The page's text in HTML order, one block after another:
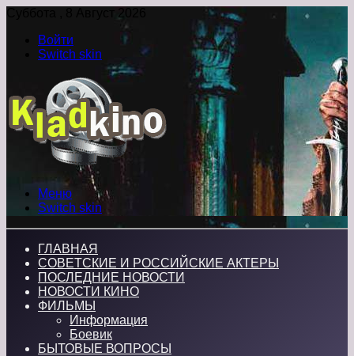
Суббота , 8 Август 2026
Войти
Switch skin
Меню
Switch skin
ГЛАВНАЯ
СОВЕТСКИЕ И РОССИЙСКИЕ АКТЕРЫ
ПОСЛЕДНИЕ НОВОСТИ
НОВОСТИ КИНО
ФИЛЬМЫ
Информация
Боевик
БЫТОВЫЕ ВОПРОСЫ